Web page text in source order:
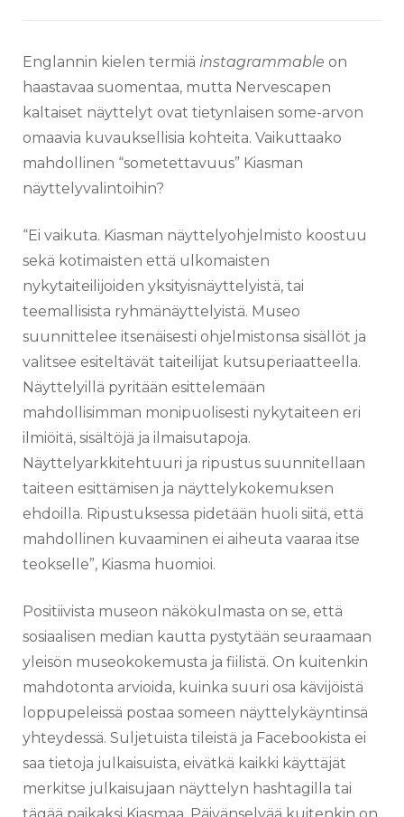
Englannin kielen termiä instagrammable on
haastavaa suomentaa, mutta Nervescapen
kaltaiset näyttelyt ovat tietynlaisen some-arvon
omaavia kuvauksellisia kohteita. Vaikuttaako
mahdollinen “sometettavuus” Kiasman
näyttelyvalintoihin?
“Ei vaikuta. Kiasman näyttelyohjelmisto koostuu
sekä kotimaisten että ulkomaisten
nykytaiteilijoiden yksityisnäyttelyistä, tai
teemallisista ryhmänäyttelyistä. Museo
suunnittelee itsenäisesti ohjelmistonsa sisällöt ja
valitsee esiteltävät taiteilijat kutsuperiaatteella.
Näyttelyillä pyritään esittelemään
mahdollisimman monipuolisesti nykytaiteen eri
ilmiöitä, sisältöjä ja ilmaisutapoja.
Näyttelyarkkitehtuuri ja ripustus suunnitellaan
taiteen esittämisen ja näyttelykokemuksen
ehdoilla. Ripustuksessa pidetään huoli siitä, että
mahdollinen kuvaaminen ei aiheuta vaaraa itse
teokselle”, Kiasma huomioi.
Positiivista museon näkökulmasta on se, että
sosiaalisen median kautta pystytään seuraamaan
yleisön museokokemusta ja fiilistä. On kuitenkin
mahdotonta arvioida, kuinka suuri osa kävijöistä
loppupeleissä postaa someen näyttelykäyntinsä
yhteydessä. Suljetuista tileistä ja Facebookista ei
saa tietoja julkaisuista, eivätkä kaikki käyttäjät
merkitse julkaisujaan näyttelyn hashtagilla tai